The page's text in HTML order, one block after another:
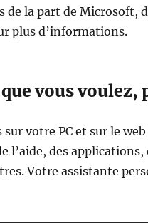
de la part de Microsoft,
plus d’informations.
vous voulez,
sur votre PC et sur le
l’aide, des
Votre assistante